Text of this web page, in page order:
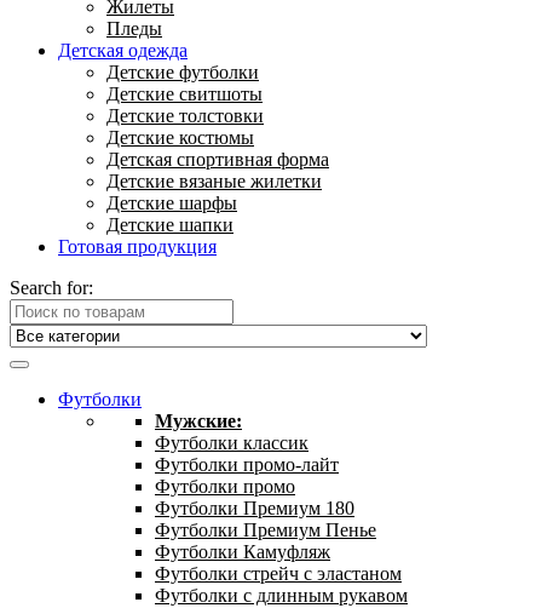
Жилеты
Пледы
Детская одежда
Детские футболки
Детские свитшоты
Детские толстовки
Детские костюмы
Детская спортивная форма
Детские вязаные жилетки
Детские шарфы
Детские шапки
Готовая продукция
Search for:
Футболки
Мужские:
Футболки классик
Футболки промо-лайт
Футболки промо
Футболки Премиум 180
Футболки Премиум Пенье
Футболки Камуфляж
Футболки стрейч с эластаном
Футболки с длинным рукавом